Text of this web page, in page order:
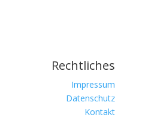
Rechtliches
Impressum
Datenschutz
Kontakt